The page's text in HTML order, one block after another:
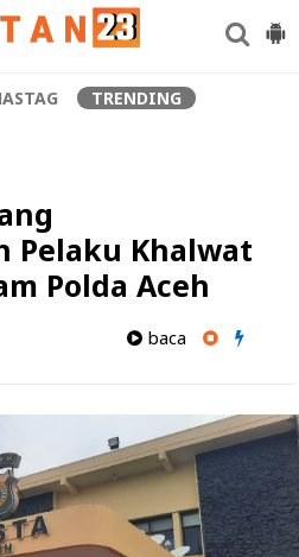
TRENDING
Pelaku Khalwat
Polda Aceh
baca